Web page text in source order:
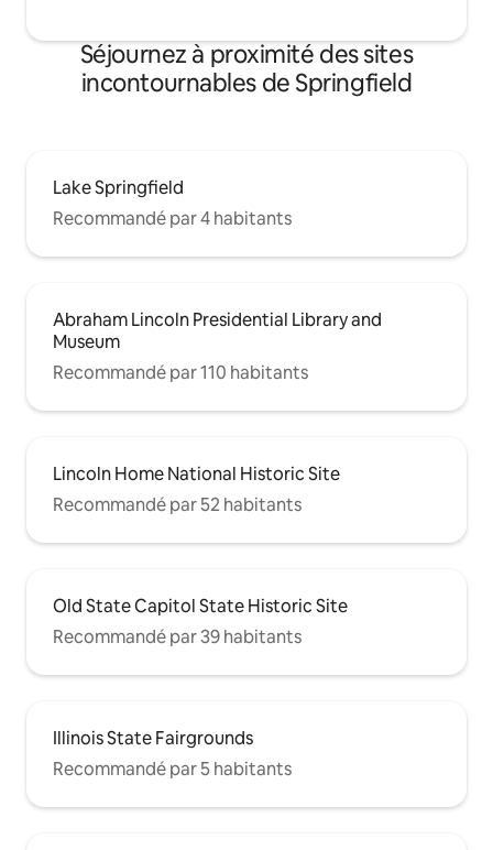
Séjournez à proximité des sites
incontournables de Springfield
Lake Springfield
Recommandé par 4 habitants
Abraham Lincoln Presidential Library and
Museum
Recommandé par 110 habitants
Lincoln Home National Historic Site
Recommandé par 52 habitants
Old State Capitol State Historic Site
Recommandé par 39 habitants
Illinois State Fairgrounds
Recommandé par 5 habitants